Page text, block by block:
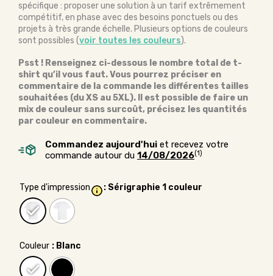
spécifique : proposer une solution à un tarif extrêmement
compétitif, en phase avec des besoins ponctuels ou des
projets à très grande échelle. Plusieurs options de couleurs
sont possibles (voir toutes les couleurs).
Psst ! Renseignez ci-dessous le nombre total de t-
shirt qu’il vous faut. Vous pourrez préciser en
commentaire de la commande les différentes tailles
souhaitées (du XS au 5XL). Il est possible de faire un
mix de couleur sans surcoût, précisez les quantités
par couleur en commentaire.
Commandez aujourd'hui et recevez votre
commande autour du 14/08/2026(1)
Type d'impression : Sérigraphie 1 couleur
Couleur : Blanc